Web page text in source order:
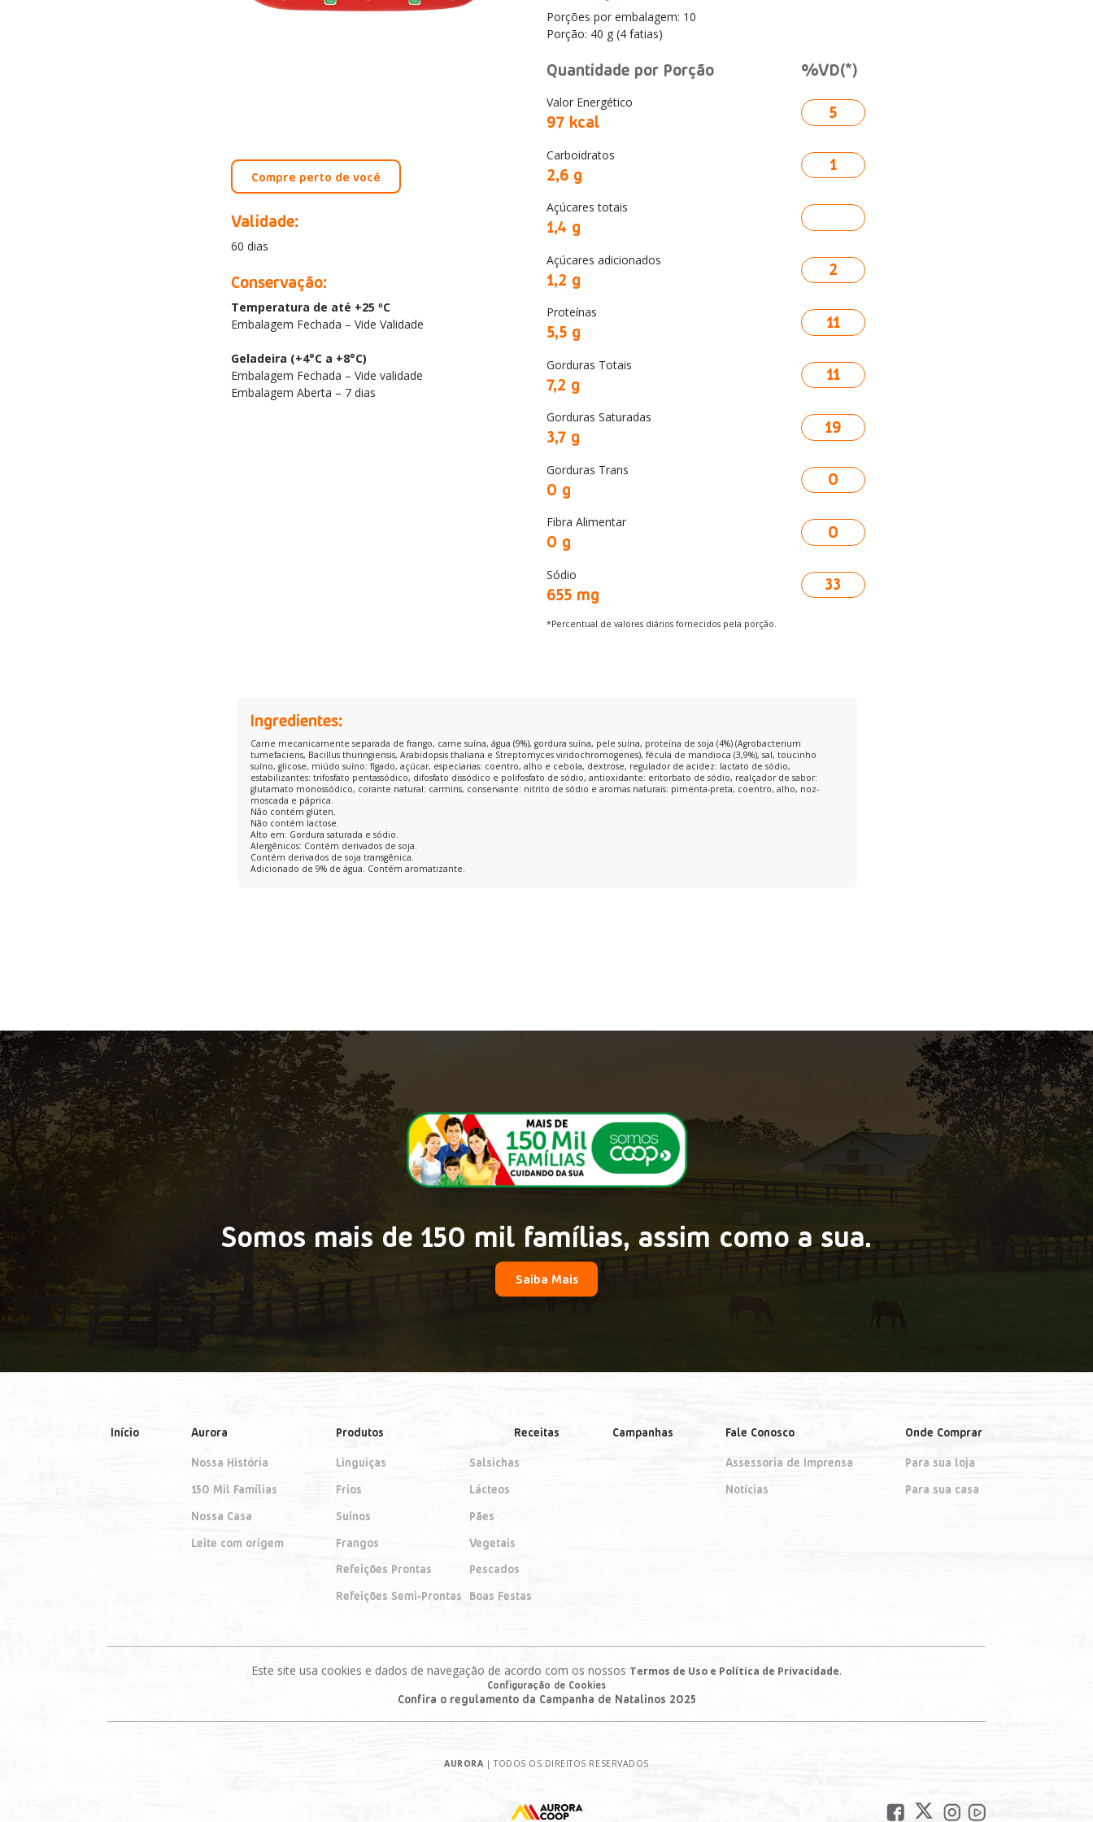
Compre perto de você
Validade:
60 dias
Conservação:
Temperatura de até +25 ºC
Embalagem Fechada – Vide Validade
Geladeira (+4°C a +8°C)
Embalagem Fechada – Vide validade
Embalagem Aberta – 7 dias
Porções por embalagem: 10
Porção: 40 g (4 fatias)
Quantidade por Porção %VD(*)
Valor Energético
97 kcal 5
Carboidratos
2,6 g 1
Açúcares totais
1,4 g
Açúcares adicionados
1,2 g 2
Proteínas
5,5 g 11
Gorduras Totais
7,2 g 11
Gorduras Saturadas
3,7 g 19
Gorduras Trans
0 g 0
Fibra Alimentar
0 g 0
Sódio
655 mg 33
*Percentual de valores diários fornecidos pela porção.
Ingredientes:
Carne mecanicamente separada de frango, carne suína, água (9%), gordura suína, pele suína, proteína de soja (4%) (Agrobacterium
tumefaciens, Bacillus thuringiensis, Arabidopsis thaliana e Streptomyces viridochromogenes), fécula de mandioca (3,9%), sal, toucinho
suíno, glicose, miúdo suíno: fígado, açúcar, especiarias: coentro, alho e cebola, dextrose, regulador de acidez: lactato de sódio,
estabilizantes: trifosfato pentassódico, difosfato dissódico e polifosfato de sódio, antioxidante: eritorbato de sódio, realçador de sabor:
glutamato monossódico, corante natural: carmins, conservante: nitrito de sódio e aromas naturais: pimenta-preta, coentro, alho, noz-
moscada e páprica.
Não contém glúten.
Não contém lactose.
Alto em: Gordura saturada e sódio.
Alergênicos: Contém derivados de soja.
Contém derivados de soja transgênica.
Adicionado de 9% de água. Contém aromatizante.
Somos mais de 150 mil famílias, assim como a sua.
Saiba Mais
Início Aurora
Nossa História
150 Mil Famílias
Nossa Casa
Leite com origem
Produtos
Linguiças
Frios
Suínos
Frangos
Refeições Prontas
Refeições Semi-Prontas
Salsichas
Lácteos
Pães
Vegetais
Pescados
Boas Festas
Receitas Campanhas Fale Conosco
Assessoria de Imprensa
Notícias
Onde Comprar
Para sua loja
Para sua casa
Este site usa cookies e dados de navegação de acordo com os nossos Termos de Uso e Política de Privacidade.
Configuração de Cookies
Confira o regulamento da Campanha de Natalinos 2025
AURORA | TODOS OS DIREITOS RESERVADOS